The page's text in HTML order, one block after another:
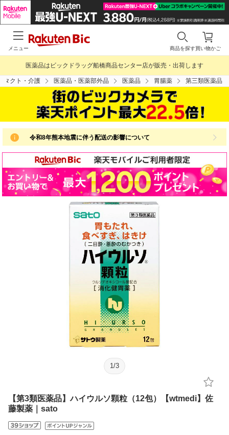
買い物かご
商品を探す
メニュー
医薬品はビックドラッグ船橋商品センター店が販売・出荷します
タクト・介護 医薬品・医薬部外品 医薬品 胃腸薬 第三類医薬品
令和8年熊本地震に伴う配送の影響について
1 /3
【第3類医薬品】ハイウルソ顆粒（12包）【wtmedi】佐
藤製薬｜sato